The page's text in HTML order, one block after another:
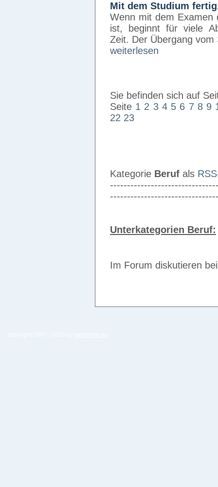
Mit dem Studium
Wenn mit dem Examen
ist, beginnt für viele
Zeit. Der Übergang
weiterlesen
Sie befinden sich auf
Seite 1 2 3 4 5 6 7 8 9
22 23
Kategorie Beruf als
Unterkategorien Beruf:
Im Forum diskutieren